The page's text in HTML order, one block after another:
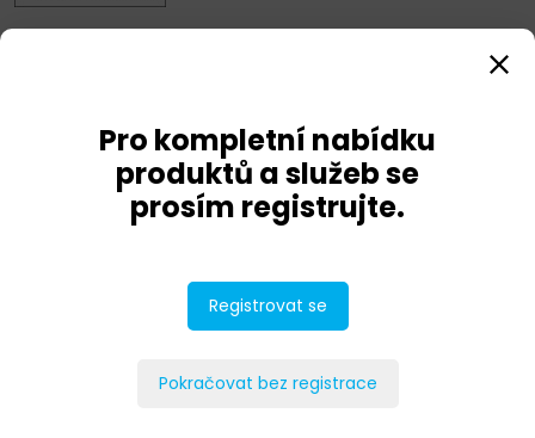
Dell LCD G Series (Gaming
Series)Pro kompletní nabídku
produktů a služeb se
prosím registrujte.
Registrovat se
Pokračovat bez registrace